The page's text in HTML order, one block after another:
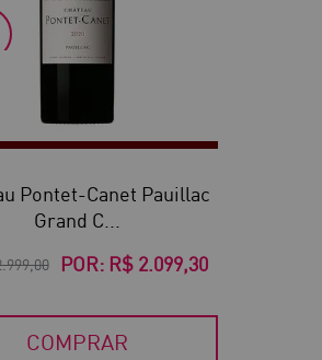
Pontet-Canet Pauillac
Grand C...
POR: R$ 2.099,30
COMPRAR